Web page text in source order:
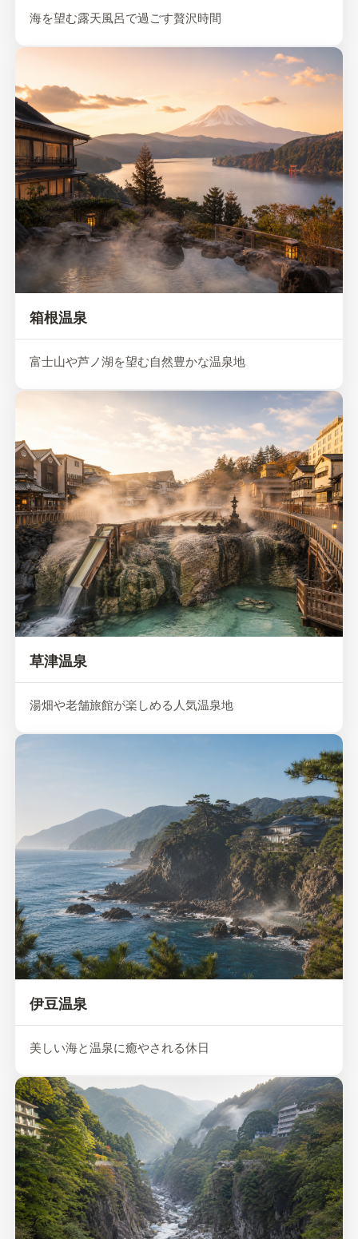
海を望む露天風呂で過ごす贅沢時間
箱根温泉
富士山や芦ノ湖を望む自然豊かな温泉地
草津温泉
湯畑や老舗旅館が楽しめる人気温泉地
伊豆温泉
美しい海と温泉に癒やされる休日